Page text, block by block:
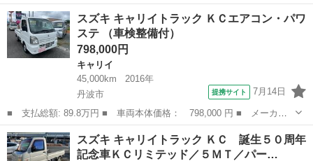
名： スズキ ■ 車種名： キャリイトラック ■ グレード名： Ｋ
Ｃエアコン・パワステ ユーザー買取車 ５速ＭＴ パワステ エア
コン ＥＴＣ 三...
大阪 堺市 キャリイ
スズキ キャリイトラック ＫＣエアコン・パワ
ステ （車検整備付）
798,000円
キャリイ
45,000km
2016年
丹波市
提携サイト 7月14日
■ 支払総額: 89.8万円 ■ 車両本体価格： 798,000 円 ■ メーカー
名： スズキ ■ 車種名： キャリイトラック ■ グレード名： Ｋ
Ｃエアコン・パワステ ■ 排気量： 660cc ■ ドア枚数： 2D ■ ...
兵庫 丹波市 キャリイ
スズキ キャリイトラック ＫＣ 誕生５０周年
記念車ＫＣリミテッド／５ＭＴ／パー…